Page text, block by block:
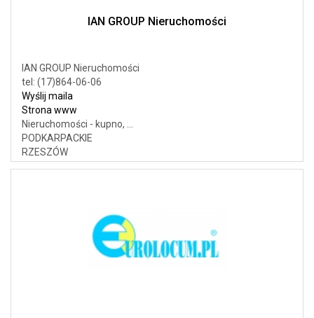
IAN GROUP Nieruchomości
IAN GROUP Nieruchomości
tel: (17)864-06-06
Wyślij maila
Strona www
Nieruchomości - kupno, ...
PODKARPACKIE
RZESZÓW